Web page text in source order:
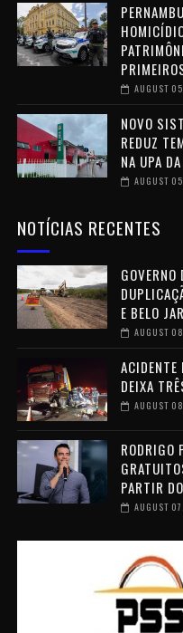
AUGUST
NOVO
REDUZ
NA UPA
AUGUST
NOTÍCIAS RECENTES
E BELO
AUGUST
ACIDENTE
DEIXA
AUGUST
RODRIGO
PARTIR
AUGUST